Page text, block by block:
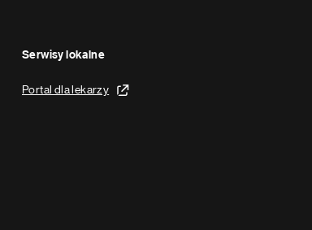
Serwisy lokalne
Portal dla lekarzy